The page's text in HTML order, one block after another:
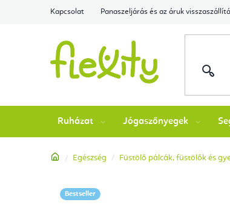
Kapcsolat Panaszeljárás és az áruk
Ruházat Jógaszőnyegek
Kezdőlap
Egészség Füstölő pálcák, füstölők és
Bestseller